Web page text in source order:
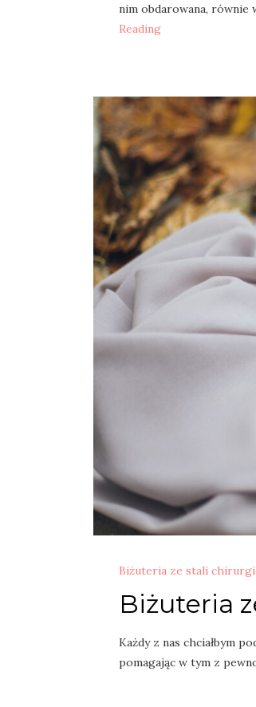
nim obdarowana, równie
Reading
Biżuteria ze stali
Biżuteria
Każdy z nas chciałbym
pomagając w tym z